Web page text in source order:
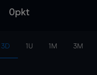
0pkt
3D 1U 1M 3M